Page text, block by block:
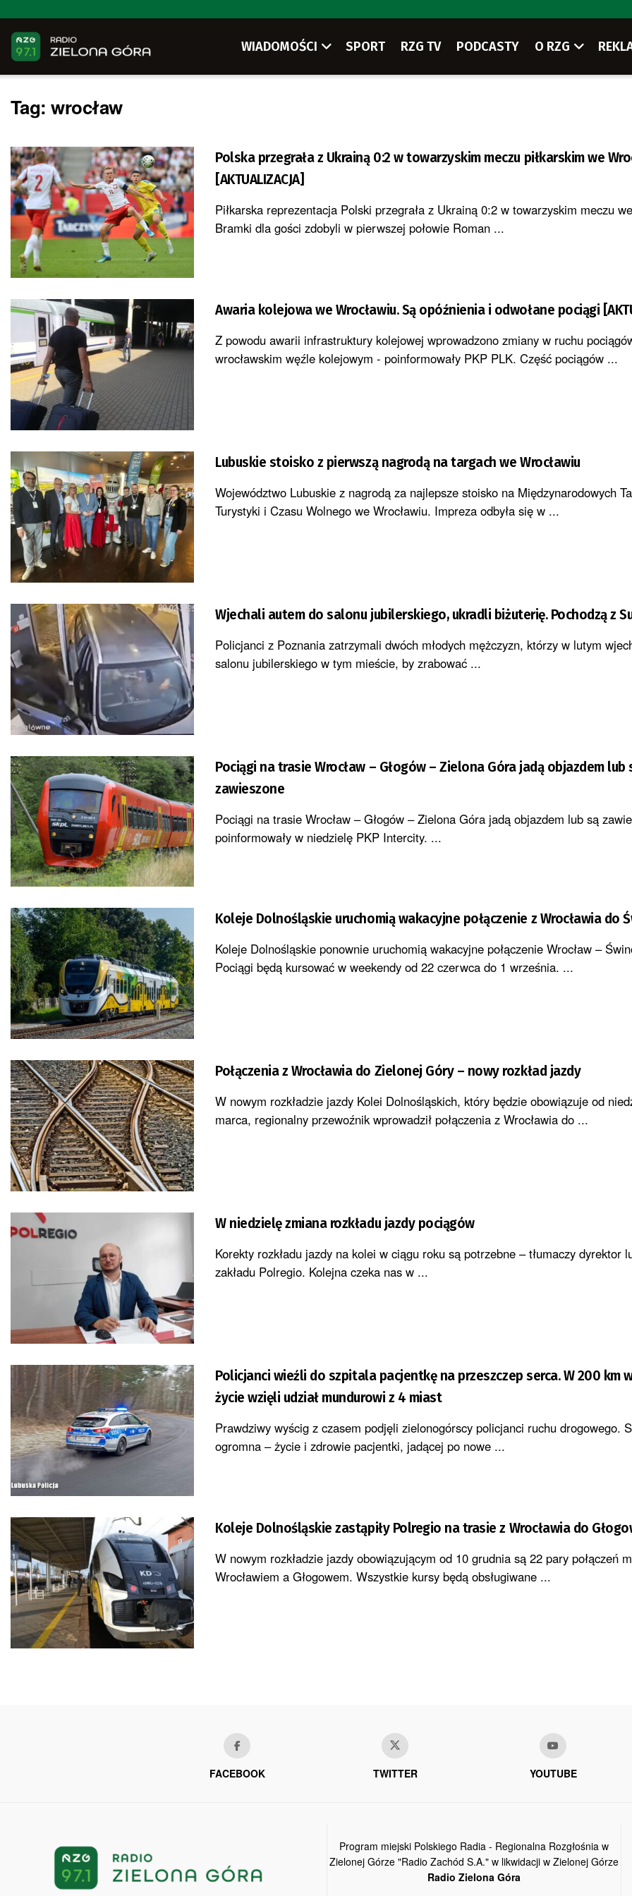
WIADOMOŚCI SPORT RZG TV PODCASTY O RZG
Tag:wrocław
Polska przegrała z Ukrainą 0:2 w towarzyskim meczu piłkarskim we
[AKTUALIZACJA]
Piłkarska reprezentacja Polski przegrała z Ukrainą 0:2 w towarzyskim meczu
Bramki dla gości zdobyli w pierwszej połowie Roman ...
Awaria kolejowa we Wrocławiu. Są opóźnienia i odwołane pociągi
Z powodu awarii infrastruktury kolejowej wprowadzono zmiany w ruchu
wrocławskim węźle kolejowym - poinformowały PKP PLK. Część pociągów ...
Lubuskie stoisko z pierwszą nagrodą na targach we Wrocławiu
Województwo Lubuskie z nagrodą za najlepsze stoisko na Międzynarodowych
Turystyki i Czasu Wolnego we Wrocławiu. Impreza odbyła się w ...
Wjechali autem do salonu jubilerskiego, ukradli biżuterię. Pochodzą z
Policjanci z Poznania zatrzymali dwóch młodych mężczyzn, którzy w lutym
salonu jubilerskiego w tym mieście, by zrabować ...
Pociągi na trasie Wrocław – Głogów – Zielona Góra jadą objazdem lub
zawieszone
Pociągi na trasie Wrocław – Głogów – Zielona Góra jadą objazdem lub są
poinformowały w niedzielę PKP Intercity. ...
Koleje Dolnośląskie uruchomią wakacyjne połączenie z Wrocławia do
Koleje Dolnośląskie ponownie uruchomią wakacyjne połączenie Wrocław –
Pociągi będą kursować w weekendy od 22 czerwca do 1 września. ...
Połączenia z Wrocławia do Zielonej Góry – nowy rozkład jazdy
W nowym rozkładzie jazdy Kolei Dolnośląskich, który będzie obowiązuje od
marca, regionalny przewoźnik wprowadził połączenia z Wrocławia do ...
W niedzielę zmiana rozkładu jazdy pociągów
Korekty rozkładu jazdy na kolei w ciągu roku są potrzebne – tłumaczy dyrektor
zakładu Polregio. Kolejna czeka nas w ...
Policjanci wieźli do szpitala pacjentkę na przeszczep serca. W 200 km
życie wzięli udział mundurowi z 4 miast
Prawdziwy wyścig z czasem podjęli zielonogórscy policjanci ruchu drogowego.
ogromna – życie i zdrowie pacjentki, jadącej po nowe ...
Koleje Dolnośląskie zastąpiły Polregio na trasie z Wrocławia do
W nowym rozkładzie jazdy obowiązującym od 10 grudnia są 22 pary połączeń
Wrocławiem a Głogowem. Wszystkie kursy będą obsługiwane ...
FACEBOOK TWITTER YOUTUBE
Program miejski Polskiego Radia - Regionalna Rozgłośnia w
Zielonej Górze "Radio Zachód S.A." w likwidacji w Zielonej Górze
Radio Zielona Góra